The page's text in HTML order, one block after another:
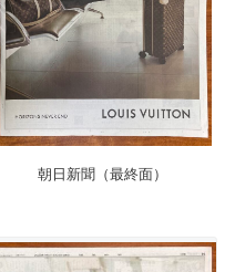
朝日新聞（最終面）